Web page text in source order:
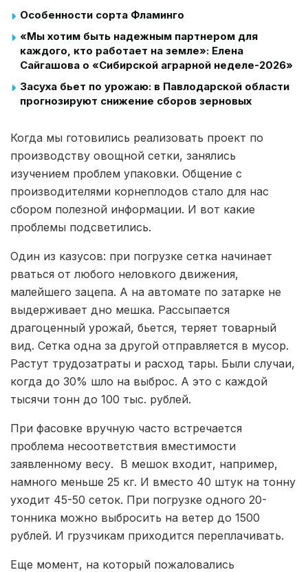
Особенности сорта Фламинго
«Мы хотим быть надежным партнером для
каждого, кто работает на земле»: Елена
Сайгашова о «Сибирской аграрной неделе-2026»
Засуха бьет по урожаю: в Павлодарской области
прогнозируют снижение сборов зерновых
Когда мы готовились реализовать проект по
производству овощной сетки, занялись
изучением проблем упаковки. Общение с
производителями корнеплодов стало для нас
сбором полезной информации. И вот какие
проблемы подсветились.
Один из казусов: при погрузке сетка начинает
рваться от любого неловкого движения,
малейшего зацепа. А на автомате по затарке не
выдерживает дно мешка. Рассыпается
драгоценный урожай, бьется, теряет товарный
вид. Сетка одна за другой отправляется в мусор.
Растут трудозатраты и расход тары. Были случаи,
когда до 30% шло на выброс. А это с каждой
тысячи тонн до 100 тыс. рублей.
При фасовке вручную часто встречается
проблема несоответствия вместимости
заявленному весу. В мешок входит, например,
намного меньше 25 кг. И вместо 40 штук на тонну
уходит 45-50 сеток. При погрузке одного 20-
тонника можно выбросить на ветер до 1500
рублей. И грузчикам приходится переплачивать.
Еще момент, на который пожаловались